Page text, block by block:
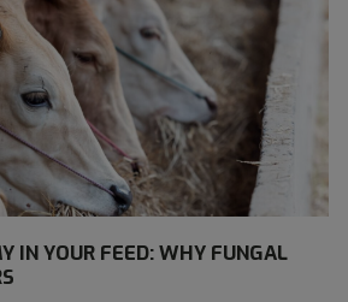
IN YOUR FEED: WHY FUNGAL